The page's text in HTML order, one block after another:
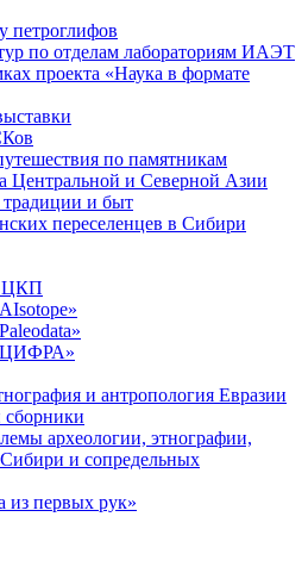
петроглифов
по отделам лабораториям ИАЭТ
проекта «Наука в формате
по памятникам
Центральной и Северной Азии
и быт
переселенцев в Сибири
ЦКП
и антропология Евразии
археологии, этнографии,
и сопредельных
из первых рук»